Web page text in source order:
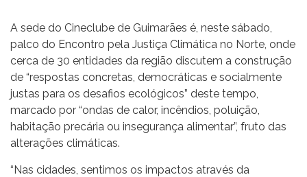
A sede do Cineclube de Guimarães é, neste sábado,
palco do Encontro pela Justiça Climática no Norte, onde
cerca de 30 entidades da região discutem a construção
de “respostas concretas, democráticas e socialmente
justas para os desafios ecológicos” deste tempo,
marcado por “ondas de calor, incêndios, poluição,
habitação precária ou insegurança alimentar”, fruto das
alterações climáticas.
“Nas cidades, sentimos os impactos através da